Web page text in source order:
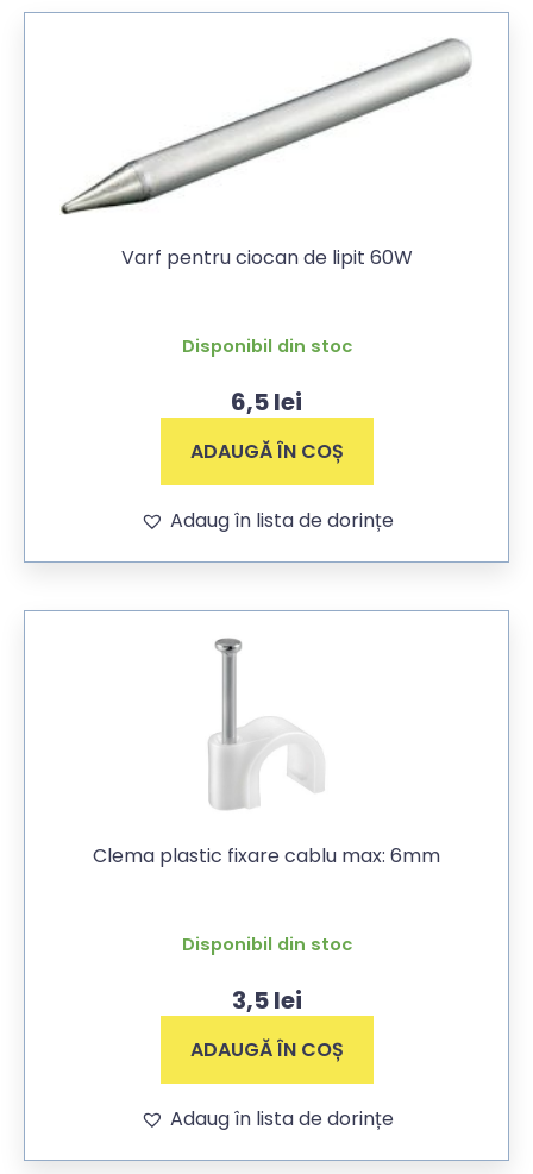
Varf pentru ciocan de lipit 60W
Disponibil din stoc
6,5lei
ADAUGĂ ÎN COȘ
Adaug în lista de dorințe
Clema plastic fixare cablu max: 6mm
Disponibil din stoc
3,5lei
ADAUGĂ ÎN COȘ
Adaug în lista de dorințe